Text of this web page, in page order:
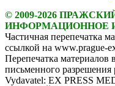
© 2009-2026
ИНФОРМАЦИОННОЕ
Частичная перепечатка
ссылкой на www.prague-
Перепечатка материалов
письменного разрешения
Vydavatel: EX PRESS